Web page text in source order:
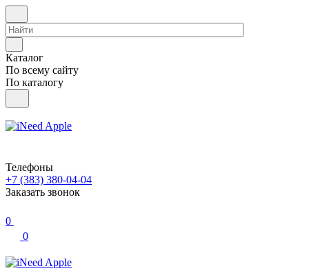
Каталог
По всему сайту
По каталогу
Телефоны
+7 (383) 380-04-04
Заказать звонок
0
0